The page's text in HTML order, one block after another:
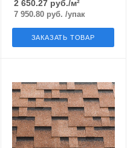
2 650.27 руб./м²
7 950.80руб. /упак
ЗАКАЗАТЬ ТОВАР